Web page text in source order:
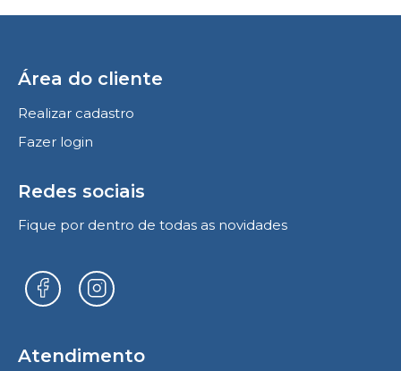
Área do cliente
Realizar cadastro
Fazer login
Redes sociais
Fique por dentro de todas as novidades
Atendimento